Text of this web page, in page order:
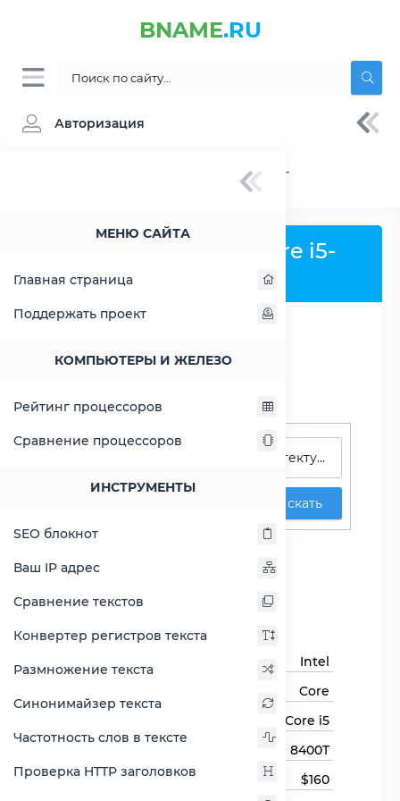
BNAME.RU
Авторизация
МЕНЮ САЙТА
Главная страница
Поддержать проект
КОМПЬЮТЕРЫ И ЖЕЛЕЗО
Рейтинг процессоров
Сравнение процессоров
ИНСТРУМЕНТЫ
SEO блокнот
Ваш IP адрес
Сравнение текстов
Конвертер регистров текста
Размножение текста
Синонимайзер текста
Частотность слов в тексте
Проверка HTTP заголовков
» Процессор Intel Core i5-8400T -
Процессор Intel Core i5-
Искать
Core i5-8400T
Основная информация
Intel
Core
Core i5
8400T
Цена
$160